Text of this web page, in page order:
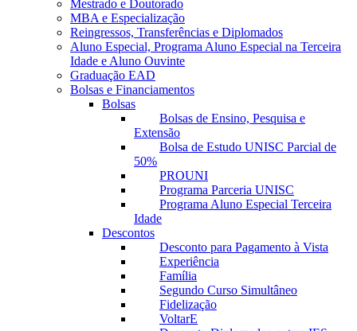
Mestrado e Doutorado
MBA e Especialização
Reingressos, Transferências e Diplomados
Aluno Especial, Programa Aluno Especial na Terceira
Idade e Aluno Ouvinte
Graduação EAD
Bolsas e Financiamentos
Bolsas
Bolsas de Ensino, Pesquisa e
Extensão
Bolsa de Estudo UNISC Parcial de
50%
PROUNI
Programa Parceria UNISC
Programa Aluno Especial Terceira
Idade
Descontos
Desconto para Pagamento à Vista
Experiência
Família
Segundo Curso Simultâneo
Fidelização
VoltarE